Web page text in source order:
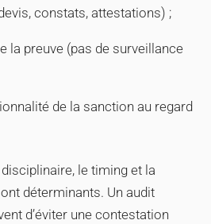
constats, attestations) ;
la preuve (pas de surveillance
de la sanction au regard
le timing et la
déterminants. Un audit
d’éviter une contestation